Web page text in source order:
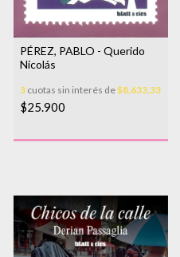
PÉREZ, PABLO - Querido
Nicolás
3 cuotas sin interés de$8.633,33
$25.900